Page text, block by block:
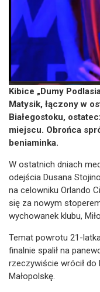
Kibice „Dumy
Matysik, łączony w
Białegostoku,
miejscu. Obrońca
beniaminka.
W ostatnich dniach
odejścia Dusana
na celowniku Orlando
się za nowym
wychowanek klubu,
Temat powrotu 21-
finalnie spalił na
rzeczywiście wrócił do
Małopolskę.